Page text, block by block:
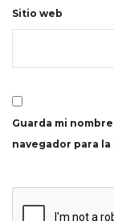
Sitio web
Guarda mi
navegador para